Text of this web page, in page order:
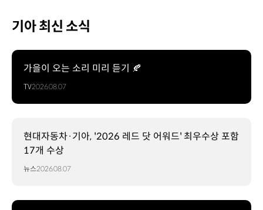
기아 최신 소식
가을이 오는 소리 미리 듣기 🍂
TV2026.08.07
현대자동차·기아, '2026 레드 닷 어워드' 최우수상 포함
17개 수상
뉴스2026.08.07